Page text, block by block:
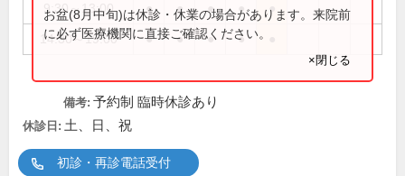
9:30～13:00 ● ● ● ● ●
14:30～19:00 ● ● ● ●
お盆(8月中旬)は休診・休業の場合があります。来院前
に必ず医療機関に直接ご確認ください。
×閉じる
備考: 予約制 臨時休診あり
休診日: 土、日、祝
初診・再診電話受付